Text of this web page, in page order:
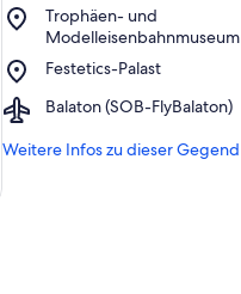
Trophäen- und
Modelleisenbahnmuseum
Place,
Trophäen-
und
Modelleisenbahnmuseum
Festetics-Palast
Place,
Palast
Balaton (SOB-FlyBalaton)
Airport,
(SOB-
Weitere Infos zu dieser Gegend